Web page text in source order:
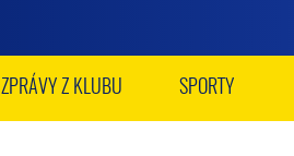
ZPRÁVY Z KLUBU SPORTY